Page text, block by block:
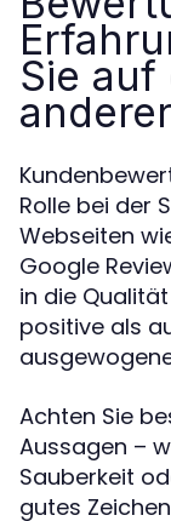
Sie
anderer
Rolle bei der
Webseiten
Google
in die
positive als
Achten Sie
Aussagen –
Sauberkeit
gutes